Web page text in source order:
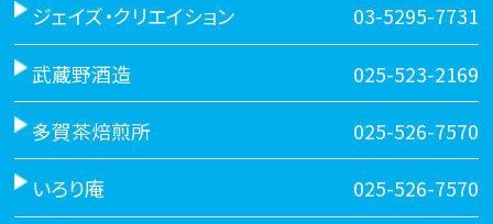
ジェイズ・クリエイション 03-5295-7731
武蔵野酒造 025-523-2169
多賀茶焙煎所 025-526-7570
いろり庵 025-526-7570